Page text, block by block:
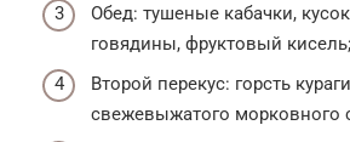
Обед: тушеные кабачки,
говядины, фруктовый кисель;
Второй перекус: горсть
свежевыжатого морковного